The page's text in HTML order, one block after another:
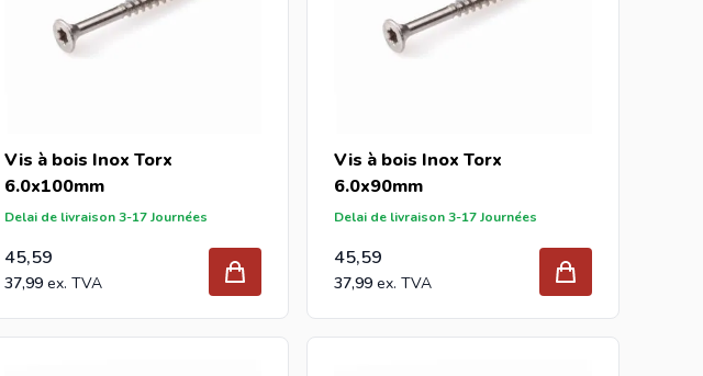
Vis à bois Inox Torx
6.0x100mm
Delai de livraison 3-17 Journées
45,59
37,99
Vis à bois Inox Torx
6.0x90mm
Delai de livraison 3-17 Journées
45,59
37,99